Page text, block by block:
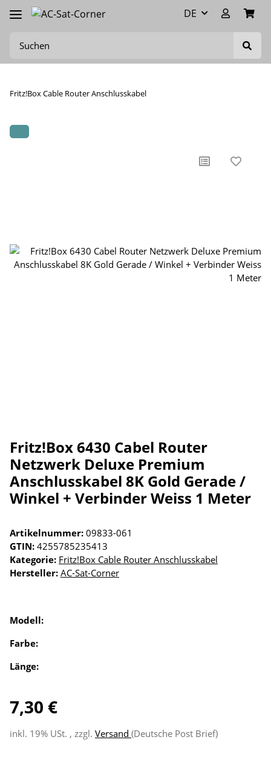
DE
Fritz!Box Cable Router Anschlusskabel
Fritz!Box 6430 Cabel Router
Netzwerk Deluxe Premium
Anschlusskabel 8K Gold Gerade /
Winkel + Verbinder Weiss 1 Meter
Artikelnummer: 09833-061
GTIN: 4255785235413
Kategorie: Fritz!Box Cable Router Anschlusskabel
Hersteller: AC-Sat-Corner
Modell:
Farbe:
Länge:
7,30 €
inkl. 19% USt. , zzgl. Versand (Deutsche Post Brief)